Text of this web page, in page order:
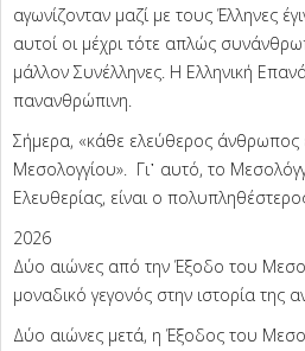
αγωνίζονταν μαζί με τους Έλληνες
αυτοί οι μέχρι τότε απλώς
μάλλον Συνέλληνες. Η Ελληνική
πανανθρώπινη.
Σήμερα, «κάθε ελεύθερος άνθρωπος
Μεσολογγίου». Γι᾽ αυτό, το
Ελευθερίας, είναι ο
2026
Δύο αιώνες από την Έξοδο του
μοναδικό γεγονός στην ιστορία της
Δύο αιώνες μετά, η Έξοδος του